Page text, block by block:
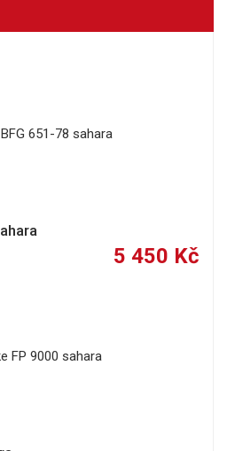
5 450 Kč